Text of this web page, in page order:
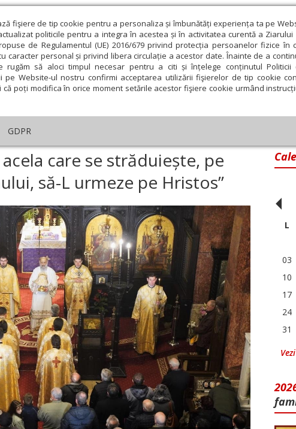
fişiere de tip cookie pentru a personaliza și îmbunătăți experiența ta pe
politicile pentru a integra în acestea și în activitatea curentă a Ziarului
de Regulamentul (UE) 2016/679 privind protecția persoanelor fizice în
caracter personal și privind libera circulație a acestor date. Înainte de a
rugăm să aloci timpul necesar pentru a citi și înțelege conținutul Politicii
pe Website-ul nostru confirmi acceptarea utilizării fişierelor de tip cookie
că poți modifica în orice moment setările acestor fişiere cookie urmând
GDPR
An omagial Comunicate de presă Documentar In
Teologie și spiritualitate Educaţie și Cultură Societate
„Creștin adevărat este acela care se străduiește, pe cât este cu putință omului, să-
care se străduiește, pe
să-L urmeze pe Hristos”
Aprilie ‹ L
03
10
17
24
31